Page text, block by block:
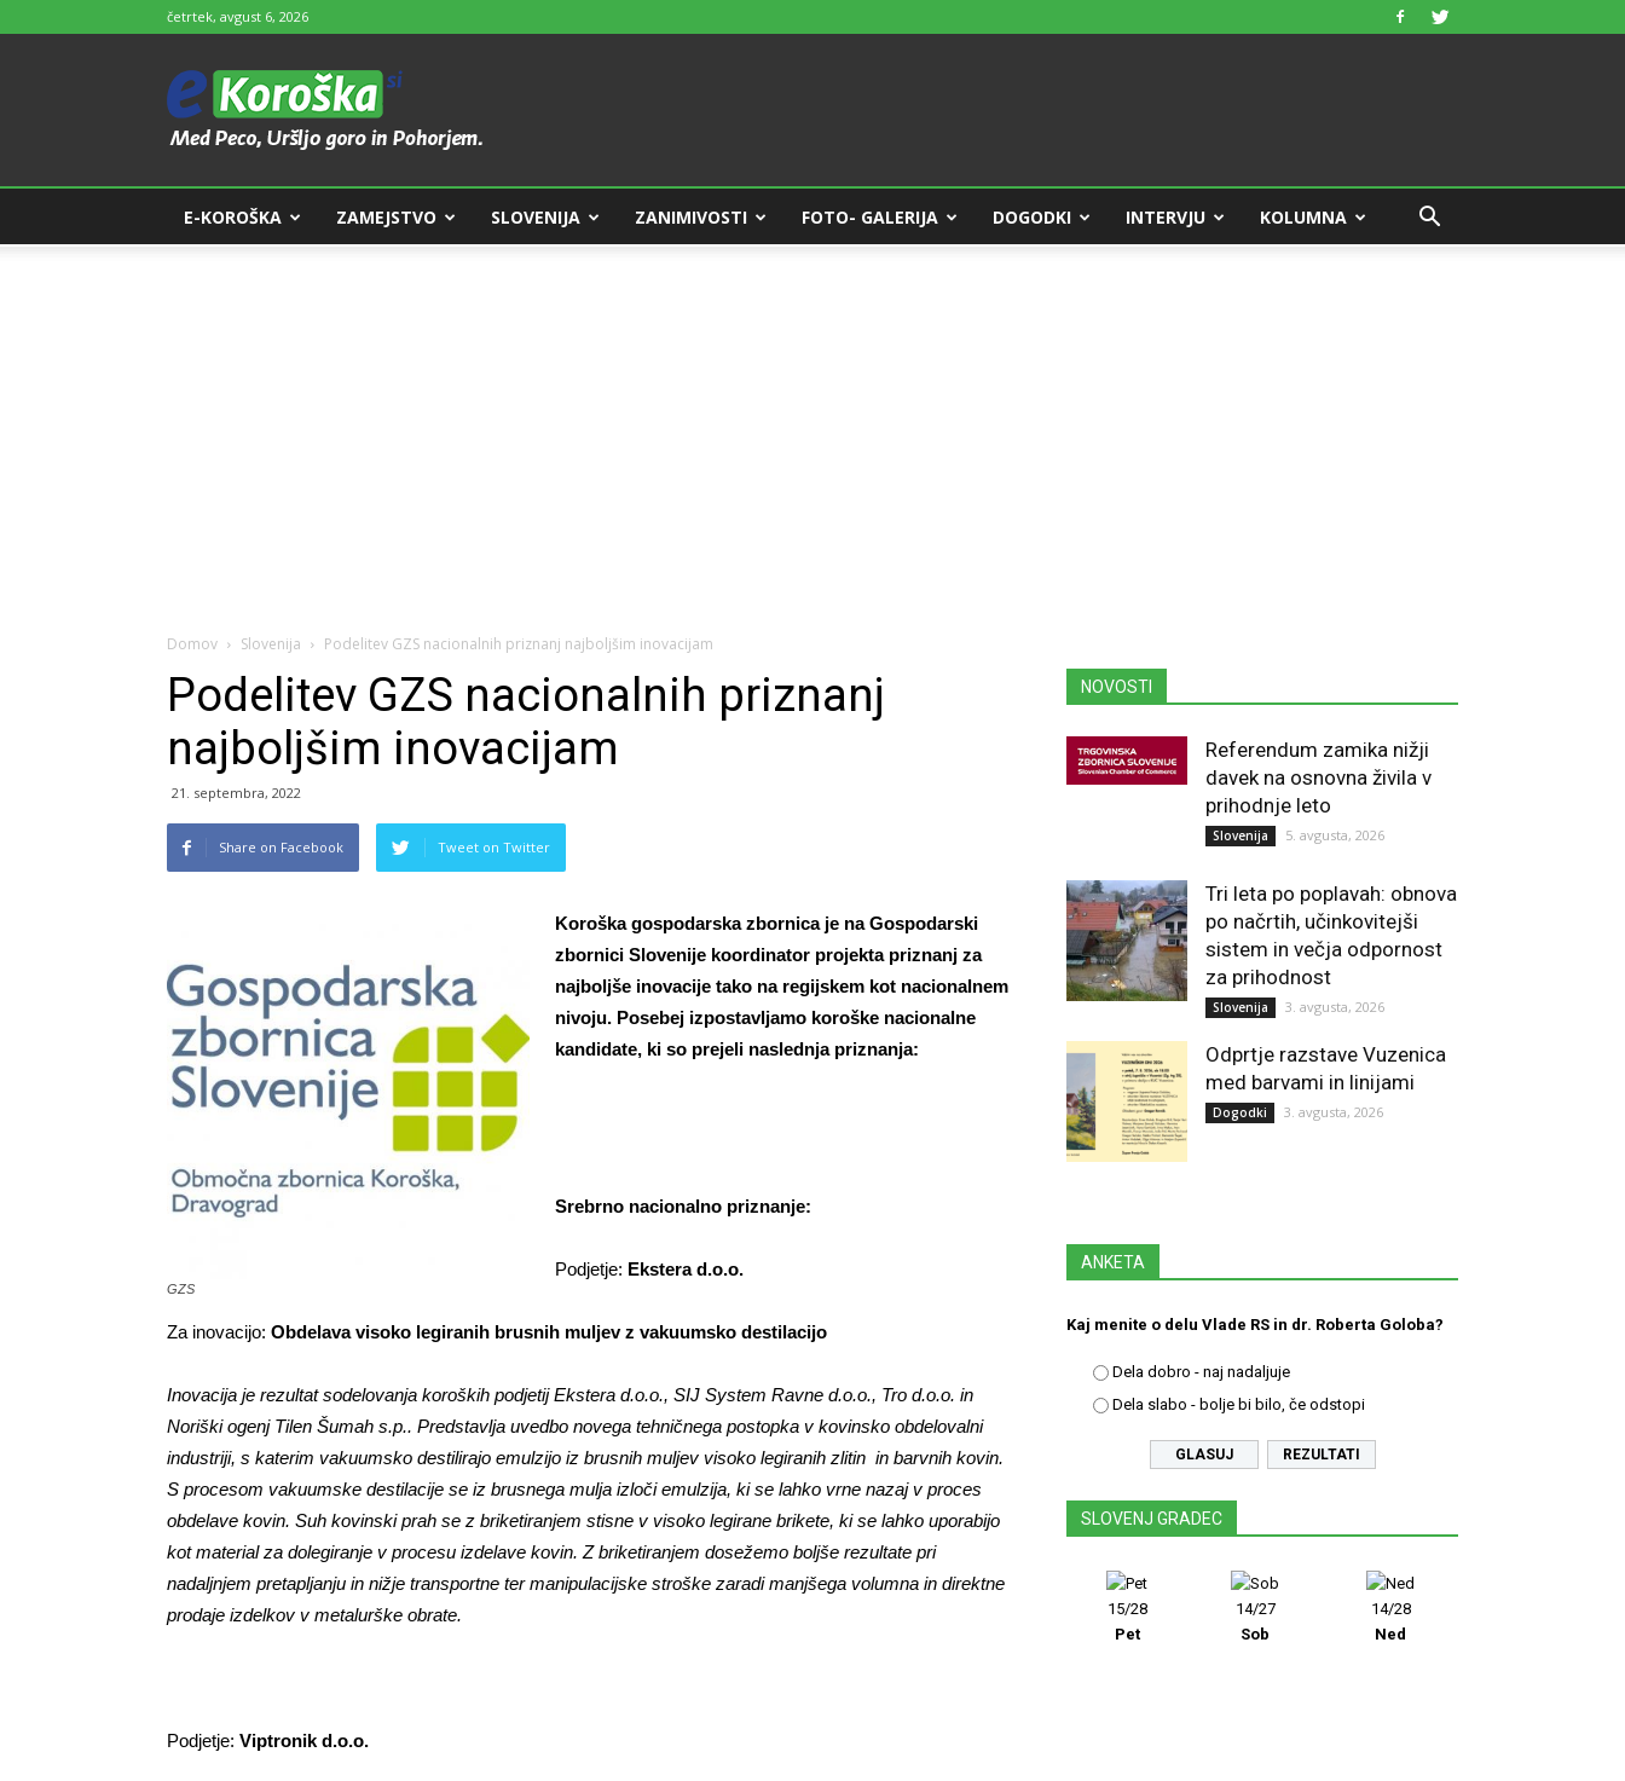
četrtek, avgust 6, 2026
e-
Koroška
E-KOROŠKA ZAMEJSTVO SLOVENIJA ZANIMIVOSTI FOTO- GALERIJA DOGODKI INTERVJU KOLUMNA
Domov Slovenija Podelitev GZS nacionalnih priznanj najboljšim inovacijam
Podelitev GZS nacionalnih priznanj
najboljšim inovacijam
21. septembra, 2022
Share on Facebook Tweet on Twitter
GZS
Koroška gospodarska zbornica je na Gospodarski
zbornici Slovenije koordinator projekta priznanj za
najboljše inovacije tako na regijskem kot nacionalnem
nivoju. Posebej izpostavljamo koroške nacionalne
kandidate, ki so prejeli naslednja priznanja:
Srebrno nacionalno priznanje:
Podjetje: Ekstera d.o.o.
Za inovacijo: Obdelava visoko legiranih brusnih muljev z vakuumsko destilacijo
Inovacija je rezultat sodelovanja koroških podjetij Ekstera d.o.o., SIJ System Ravne d.o.o., Tro d.o.o. in
Noriški ogenj Tilen Šumah s.p.. Predstavlja uvedbo novega tehničnega postopka v kovinsko obdelovalni
industriji, s katerim vakuumsko destilirajo emulzijo iz brusnih muljev visoko legiranih zlitin in barvnih kovin.
S procesom vakuumske destilacije se iz brusnega mulja izloči emulzija, ki se lahko vrne nazaj v proces
obdelave kovin. Suh kovinski prah se z briketiranjem stisne v visoko legirane brikete, ki se lahko uporabijo
kot material za dolegiranje v procesu izdelave kovin. Z briketiranjem dosežemo boljše rezultate pri
nadaljnjem pretapljanju in nižje transportne ter manipulacijske stroške zaradi manjšega volumna in direktne
prodaje izdelkov v metalurške obrate.
Podjetje: Viptronik d.o.o.
NOVOSTI
Referendum zamika nižji
davek na osnovna živila v
prihodnje leto
Slovenija 5. avgusta, 2026
Tri leta po poplavah: obnova
po načrtih, učinkovitejši
sistem in večja odpornost
za prihodnost
Slovenija 3. avgusta, 2026
Odprtje razstave Vuzenica
med barvami in linijami
Dogodki 3. avgusta, 2026
ANKETA
Kaj menite o delu Vlade RS in dr. Roberta Goloba?
Dela dobro - naj nadaljuje
Dela slabo - bolje bi bilo, če odstopi
REZULTATI
SLOVENJ GRADEC
15/28
Pet
14/27
Sob
14/28
Ned